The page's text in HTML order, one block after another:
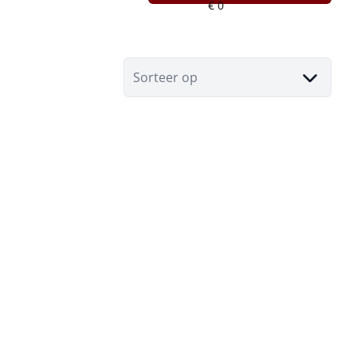
Sorteer op